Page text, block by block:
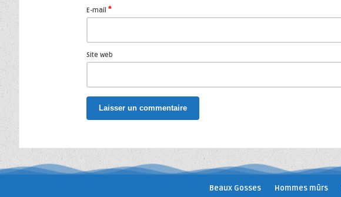
E-mail *
Site web
Beaux Gosses Hommes mûrs